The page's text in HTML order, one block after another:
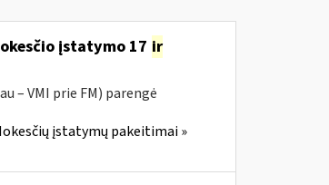
įstatymo 17 ir
– VMI prie FM) parengė
įstatymų pakeitimai »